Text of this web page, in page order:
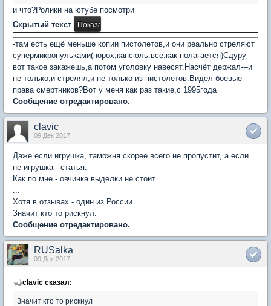
и что?Ролики на ютубе посмотри
Скрытый текст
-там есть ещё меньше копии пистолетов,и они реально стреляют
супермикропульками(порох,капсюль.всё.как полагается)Сдуру
вот такое закажешь,а потом уголовку навесят.Насчёт держал---и
не только,и стрелял,и не только из пистолетов.Видел боевые
права смертников?Вот у меня как раз такие,с 1995года
Сообщение отредактировано.
clavic
09 Дек 2017
Даже если игрушка, таможня скорее всего не пропустит, а если
не игрушка - статья.
Как по мне - овчинка выделки не стоит.
...
Хотя в отзывах - один из России.
Значит кто то рискнул.
Сообщение отредактировано.
RUSalka
09 Дек 2017
clavic сказал:
Значит кто то рискнул